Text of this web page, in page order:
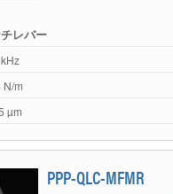
レバー
N/m
µm
PPP-QLC-MFMR